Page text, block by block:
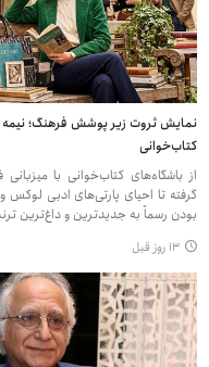
نمایش ثروت زیر پوشش فرهنگ؛ نیمه
کتاب‌خوانی
از باشگاه‌های کتاب‌خوانی با
گرفته تا احیای پارتی‌های ادبی لوکس
بودن رسماً به جدیدترین و داغ‌ترین
۱۳ روز قبل